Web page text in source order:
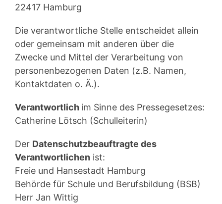
22417 Hamburg
Die verantwortliche Stelle entscheidet allein
oder gemeinsam mit anderen über die
Zwecke und Mittel der Verarbeitung von
personenbezogenen Daten (z.B. Namen,
Kontaktdaten o. Ä.).
Verantwortlich im Sinne des Pressegesetzes:
Catherine Lötsch (Schulleiterin)
Der Datenschutzbeauftragte des
Verantwortlichen ist:
Freie und Hansestadt Hamburg
Behörde für Schule und Berufsbildung (BSB)
Herr Jan Wittig